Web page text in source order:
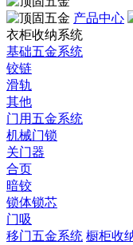
产品中心
衣柜收纳系统
基础五金系统
铰链
滑轨
其他
门用五金系统
机械门锁
关门器
合页
暗铰
锁体锁芯
门吸
移门五金系统 橱柜收